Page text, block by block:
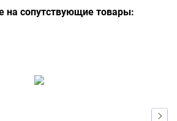
на сопутствующие товары: